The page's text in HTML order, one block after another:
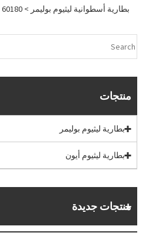
بطارية أسطوانية ليثيوم بوليمر > 60180 40mAh بطارية
منتجات
بطارية ليثيوم بوليمر
بطارية ليثيوم أيون
منتجات جديدة